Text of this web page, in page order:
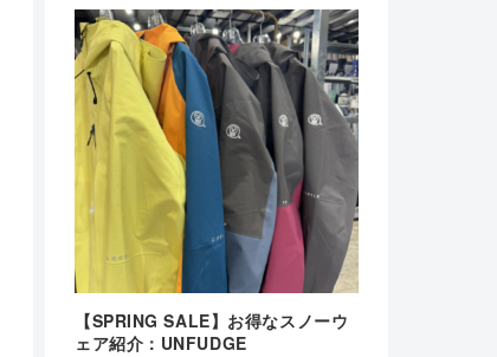
【SPRING SALE】お得なスノーウ
ェア紹介：UNFUDGE